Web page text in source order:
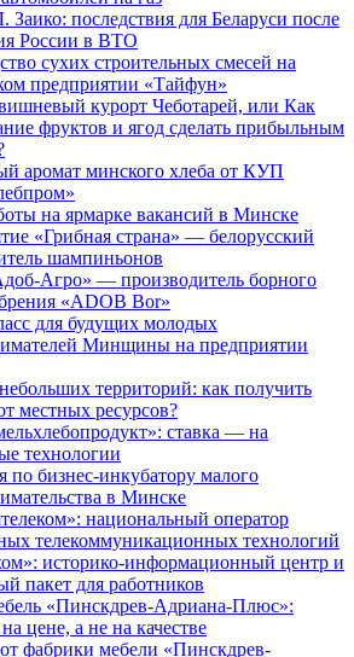
Заико: последствия для Беларуси после
России в ВТО
сухих строительных смесей на
предприятии «Тайфун»
курорт Чеботарей, или Как
фруктов и ягод сделать прибыльным
аромат минского хлеба от КУП
на ярмарке вакансий в Минске
«Грибная страна» — белорусский
шампиньонов
Агро» — производитель борного
«ADOB Bor»
для будущих молодых
Минщины на предприятии
территорий: как получить
местных ресурсов?
ставка — на
технологии
по бизнес-инкубатору малого
в Минске
национальный оператор
телекоммуникационных технологий
историко-информационный центр и
пакет для работников
«Пинскдрев-Адриана-Плюс»:
цене, а не на качестве
фабрики мебели «Пинскдрев-